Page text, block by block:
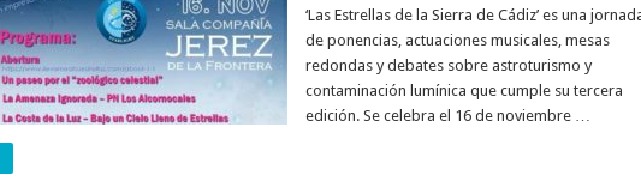
‘Las Estrellas de la Sierra de Cádiz’ es una
de ponencias, actuaciones musicales, mesas
redondas y debates sobre astroturismo y
contaminación lumínica que cumple su tercera
edición. Se celebra el 16 de noviembre …